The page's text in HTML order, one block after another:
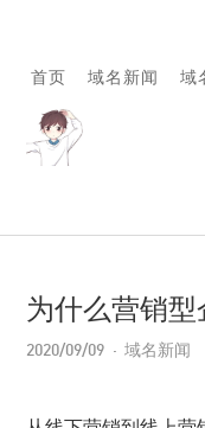
首页 域名新闻 域
为什么营销型
2020/09/09 域名新闻